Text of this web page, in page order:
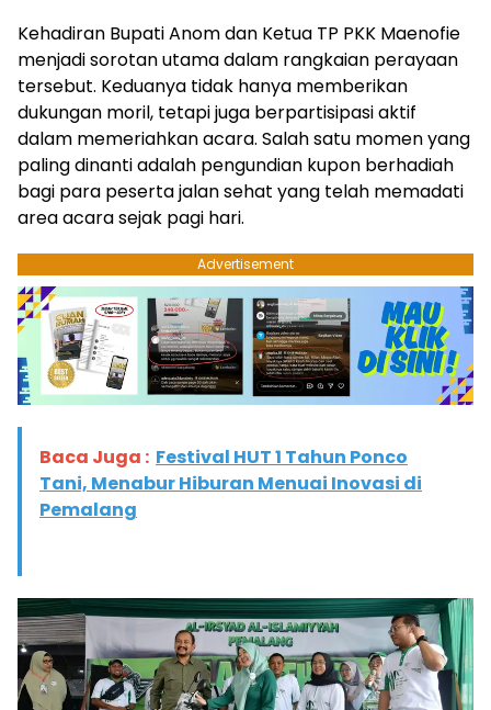
Kehadiran Bupati Anom dan Ketua TP PKK Maenofie
menjadi sorotan utama dalam rangkaian perayaan
tersebut. Keduanya tidak hanya memberikan
dukungan moril, tetapi juga berpartisipasi aktif
dalam memeriahkan acara. Salah satu momen yang
paling dinanti adalah pengundian kupon berhadiah
bagi para peserta jalan sehat yang telah memadati
area acara sejak pagi hari.
Advertisement
Baca Juga : Festival HUT 1 Tahun Ponco
Tani, Menabur Hiburan Menuai Inovasi di
Pemalang